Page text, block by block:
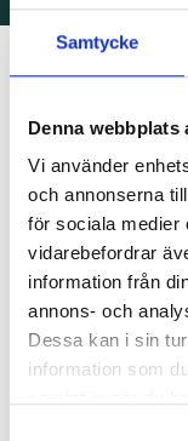
Samtycke
Denna webbplats
Vi använder
och annonserna
för sociala medier
vidarebefordrar
information från
annons- och
Dessa kan i sin
information som
Foodin
människan och
tillsatser eller
som får vara
naturen och
att leva,
som passar
stunder.
som söker